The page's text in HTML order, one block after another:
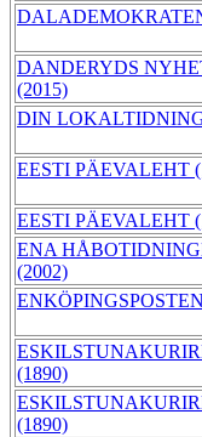
DANDERYDS
(2015)
DIN
EESTI PÄEVALEHT
EESTI PÄEVALEHT
ENA
(2002)
(1890)
(1890)